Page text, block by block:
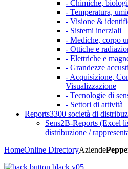
- Chimiche,
- Temperatura,
- Visione &
- Sistemi inerziali
- Mediche, corpo
- Ottiche e
- Elettriche e
- Grandezze
- Acquisizione,
Visualizzazione
- Tecnologie di
- Settori di attività
Reports3300 società di
Sens2B-Reports (Excel
distribuzione /
HomeOnline DirectoryAziende